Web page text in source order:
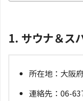
1. サウナ＆ス
所在地：大阪
連絡先：06-